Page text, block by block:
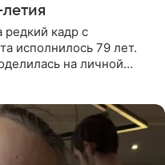
редкий кадр с
исполнилось 79 лет.
на личной